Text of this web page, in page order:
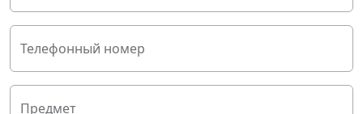
Телефонный номер
Предмет